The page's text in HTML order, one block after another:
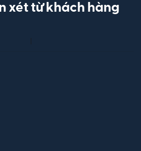
xét từ khách hàng